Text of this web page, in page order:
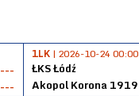
---
---
1LK | 2026-10-24 00:00
ŁKS Łódź